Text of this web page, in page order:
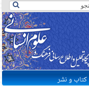
کتاب و نشر